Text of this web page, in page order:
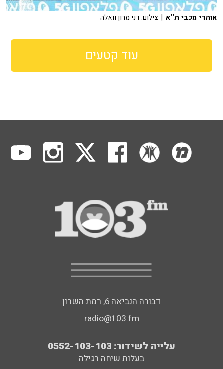
אוהדי מכבי ת''א | צילום: דני מרון וואלה
עוד קטעים
דבורה הנביאה 6, רמת השרון
radio@103.fm
עלייה לשידור: 0552-103-103
בעלות שיחה רגילה